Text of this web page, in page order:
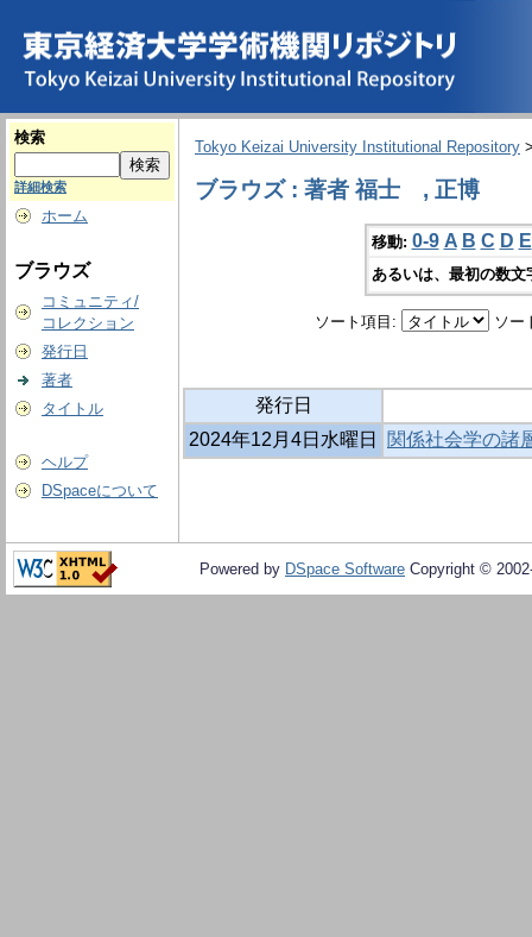
検索
詳細検索
ホーム
ブラウズ
コミュニティ/
コレクション
発行日
著者
タイトル
ヘルプ
DSpaceについて
Tokyo Keizai University Institutional Repository
ブラウズ : 著者 福士 , 正博
移動: 0-9 A B C D E
あるいは、最初の数
ソート項目: ソー
発行日
2024年12月4日水曜日
関係社会学の諸
Powered by DSpace Software Copyright ©